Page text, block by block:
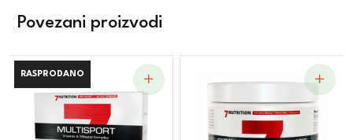
Povezani proizvodi
RASPRODANO
RASPRODANO